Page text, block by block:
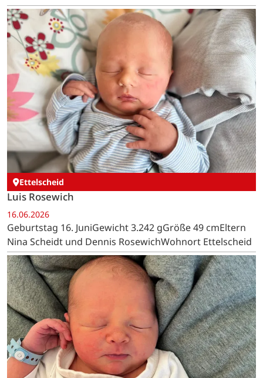
Ettelscheid
Luis Rosewich
16.06.2026
Geburtstag 16. JuniGewicht 3.242 gGröße 49 cmEltern
Nina Scheidt und Dennis RosewichWohnort Ettelscheid